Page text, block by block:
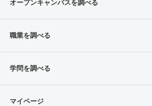
オープンキャンパスを調べる
職業を調べる
学問を調べる
マイページ